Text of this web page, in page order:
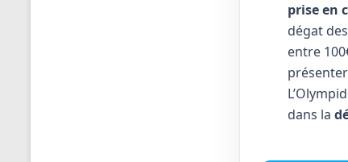
prise en
dégat
entre
dans la